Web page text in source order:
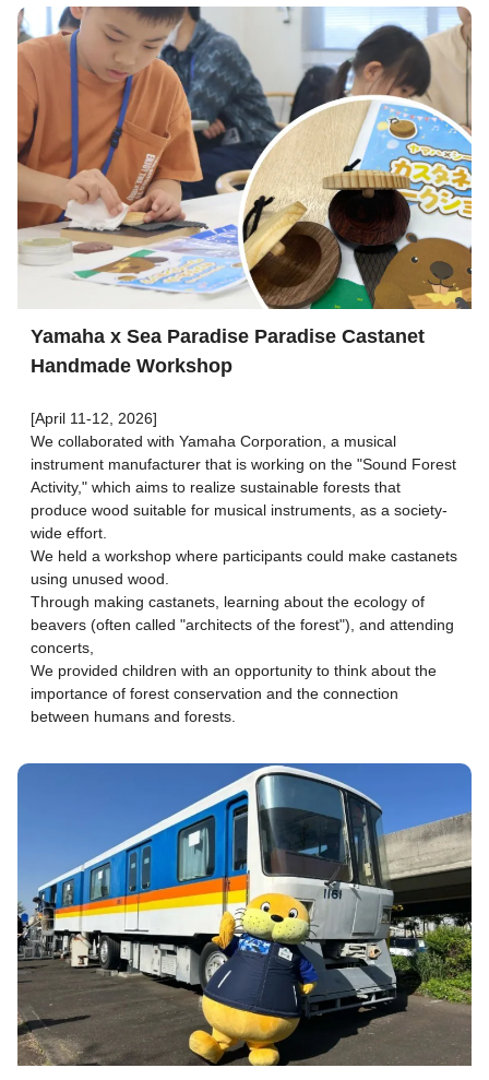
Yamaha x Sea Paradise Paradise Castanet
Handmade Workshop
[April 11-12, 2026]
We collaborated with Yamaha Corporation, a musical
instrument manufacturer that is working on the "Sound Forest
Activity," which aims to realize sustainable forests that
produce wood suitable for musical instruments, as a society-
wide effort.
We held a workshop where participants could make castanets
using unused wood.
Through making castanets, learning about the ecology of
beavers (often called "architects of the forest"), and attending
concerts,
We provided children with an opportunity to think about the
importance of forest conservation and the connection
between humans and forests.